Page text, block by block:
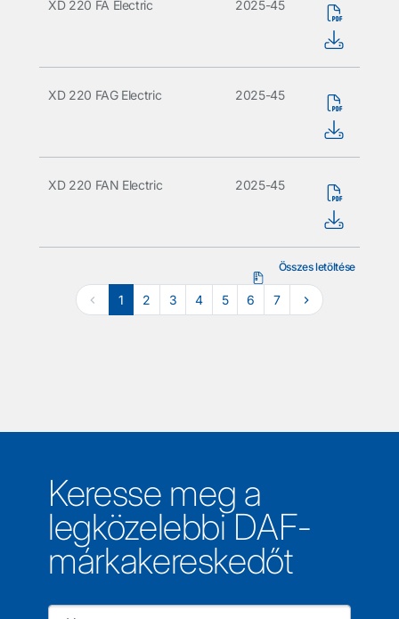
XD 220 FA Electric 2025-45
XD 220 FAG Electric 2025-45
XD 220 FAN Electric 2025-45
1 2 3 4 5 6 7
Összes letöltése
Keresse meg a
legközelebbi DAF-
márkakereskedőt